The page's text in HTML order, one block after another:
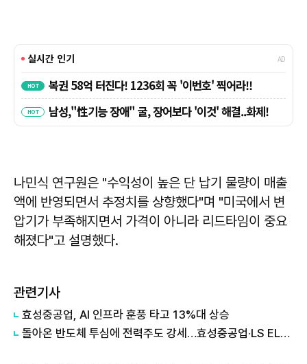
나민식 연구원은 "수익성이 높은 단 납기 물량이 매출
액에 반영되면서 추정치를 상향했다"며 "미국에서 변
압기가 부족해지면서 가격이 아니라 리드타임이 중요
해졌다"고 설명했다.
관련기사
효성중공업, AI 인프라 훈풍 타고 13%대 상승
돌아온 반도체 투심에 전력주도 강세…효성중공업·LS ELECTRIC 20%대 급등